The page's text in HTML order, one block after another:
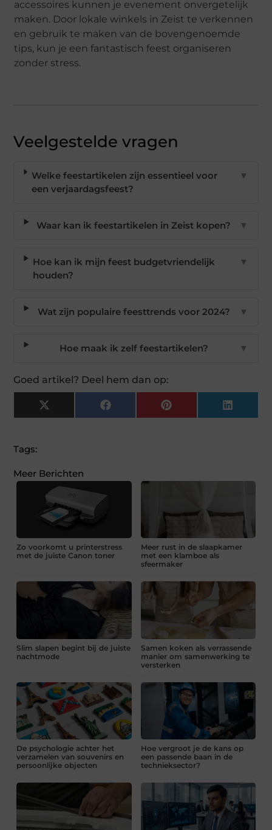
accessoires kunnen je evenement onvergetelijk
maken. Door lokale winkels in Zeist te verkennen
en gebruik te maken van de bovengenoemde
tips, kun je een fantastisch feest organiseren
zonder stress.
Veelgestelde vragen
Welke feestartikelen zijn essentieel voor
een verjaardagsfeest?
▼
Waar kan ik feestartikelen in Zeist kopen? ▼
Hoe kan ik mijn feest budgetvriendelijk
houden?
▼
Wat zijn populaire feesttrends voor 2024? ▼
Hoe maak ik zelf feestartikelen? ▼
Goed artikel? Deel hem dan op:
X
(Twitter)
Facebook Pinterest
Tags:
Meer Berichten
Zo voorkomt u printerstress
met de juiste Canon toner
Meer rust in de slaapkamer
met een klamboe als
sfeermaker
Slim slapen begint bij de juiste
nachtmode
Samen koken als verrassende
manier om samenwerking te
versterken
De psychologie achter het
verzamelen van souvenirs en
persoonlijke objecten
Hoe vergroot je de kans op
een passende baan in de
technieksector?